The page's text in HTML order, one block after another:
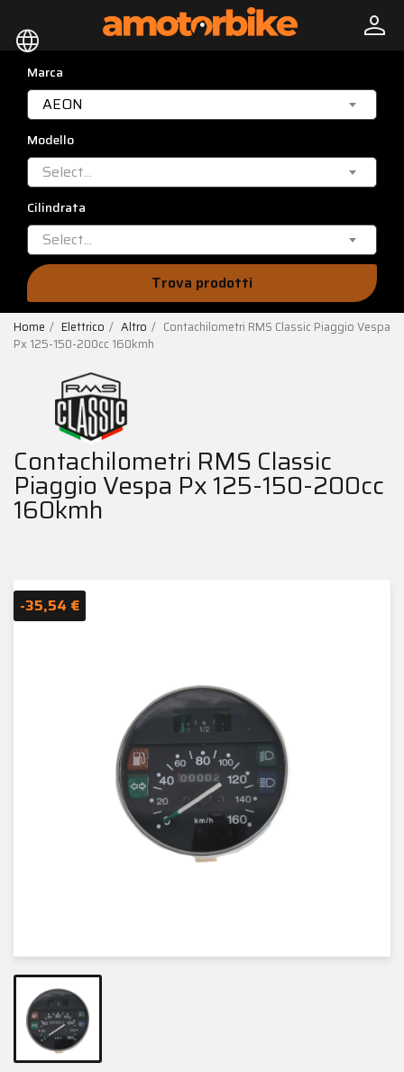
language person
Marca
AEON
Modello
Select...
Cilindrata
Select...
Trova prodotti
Home Elettrico Altro
Contachilometri RMS Classic Piaggio Vespa
Px 125-150-200cc 160kmh
Contachilometri RMS Classic
Piaggio Vespa Px 125-150-200cc
160kmh
-35,54 €